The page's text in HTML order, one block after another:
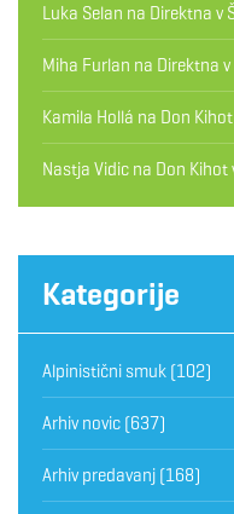
Luka Selan na Direktna v
Miha Furlan na Direktna v
Kamila Hollá na Don
Nastja Vidic na Don Kihot
Kategorije
Alpinistični smuk (102)
Arhiv novic (637)
Arhiv predavanj (168)